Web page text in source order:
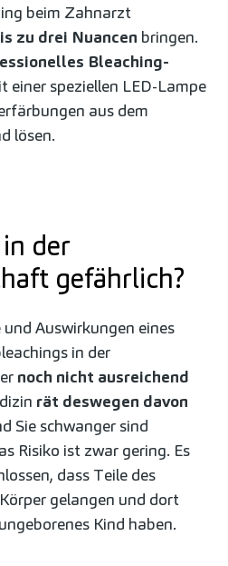
beim Zahnarzt
zu drei Nuancen bringen.
Bleaching-
einer speziellen LED-Lampe
aus dem
lösen.
der
gefährlich?
Auswirkungen eines
in der
noch nicht ausreichend
rät deswegen davon
Sie schwanger sind
Risiko ist zwar gering. Es
dass Teile des
gelangen und dort
Kind haben.